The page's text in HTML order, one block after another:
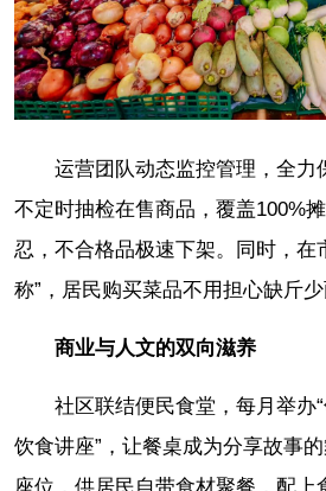
运营团队动态监控管理，全力
不定时抽检在售商品，覆盖100%
忍，不合格品极速下架。同时，在
称”，居民购买菜品不用担心缺斤少
商业与人文的双向滋养
社区联结便民食堂，每月举办
饮食讲座”，让餐桌成为分享故事